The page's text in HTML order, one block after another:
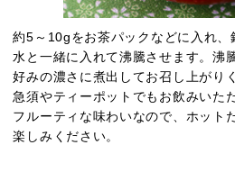
約5～10gをお茶パックなどに入れ
水と一緒に入れて沸騰させます。沸
好みの濃さに煮出してお召し上がり
急須やティーポットでもお飲みいた
フルーティな味わいなので、ホット
楽しみください。